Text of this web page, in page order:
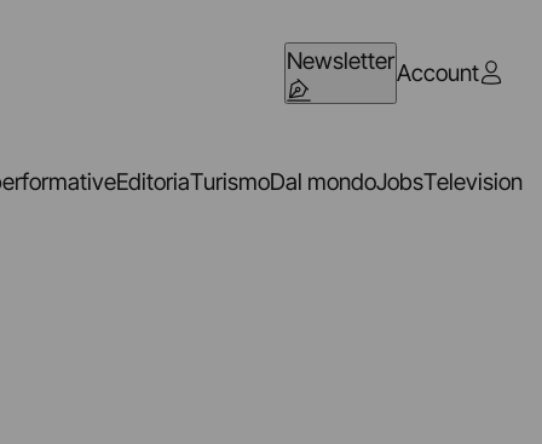
NewsletterAccount
EditoriaTurismoDal mondoJobsTelevision